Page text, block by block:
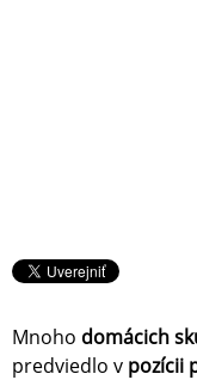
Mnoho domácich
predviedlo v pozícii